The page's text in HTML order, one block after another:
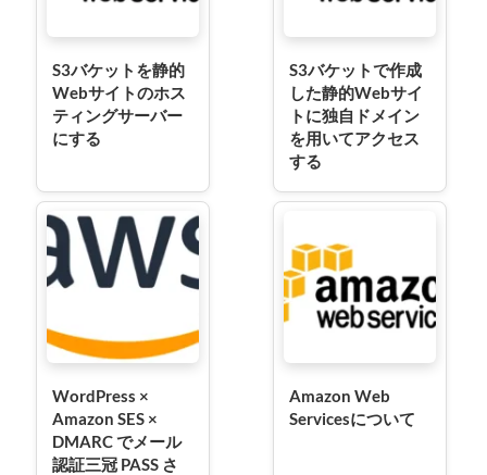
S3バケットを静的
Webサイトのホス
ティングサーバー
にする
S3バケットで作成
した静的Webサイ
トに独自ドメイン
を用いてアクセス
する
WordPress ×
Amazon SES ×
DMARC でメール
認証三冠 PASS さ
Amazon Web
Servicesについて